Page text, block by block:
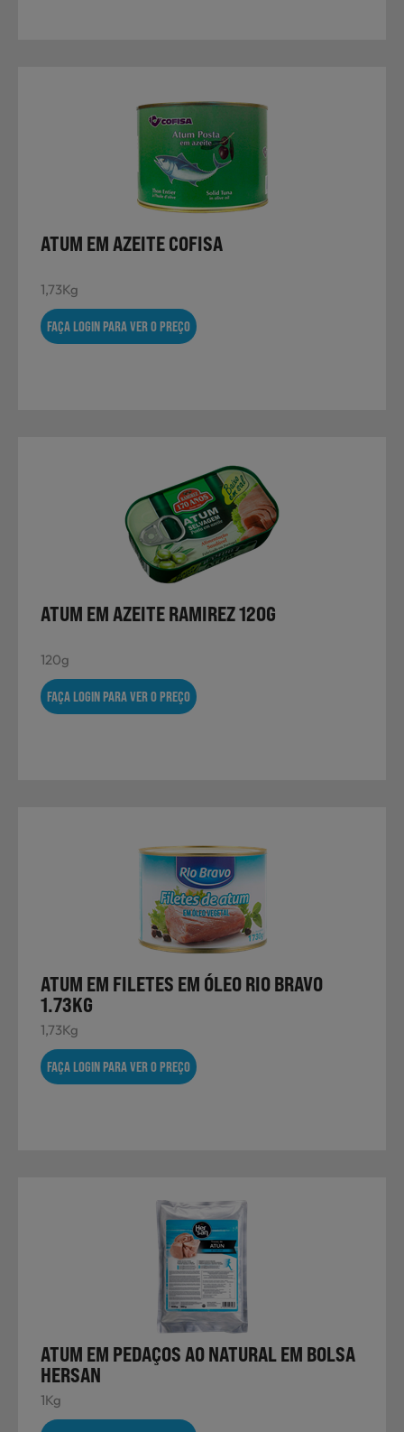
ATUM EM AZEITE COFISA
1,73Kg
FAÇA LOGIN PARA VER O PREÇO
ATUM EM AZEITE RAMIREZ 120G
120g
FAÇA LOGIN PARA VER O PREÇO
ATUM EM FILETES EM ÓLEO RIO BRAVO
1.73KG
1,73Kg
FAÇA LOGIN PARA VER O PREÇO
ATUM EM PEDAÇOS AO NATURAL EM BOLSA
HERSAN
1Kg